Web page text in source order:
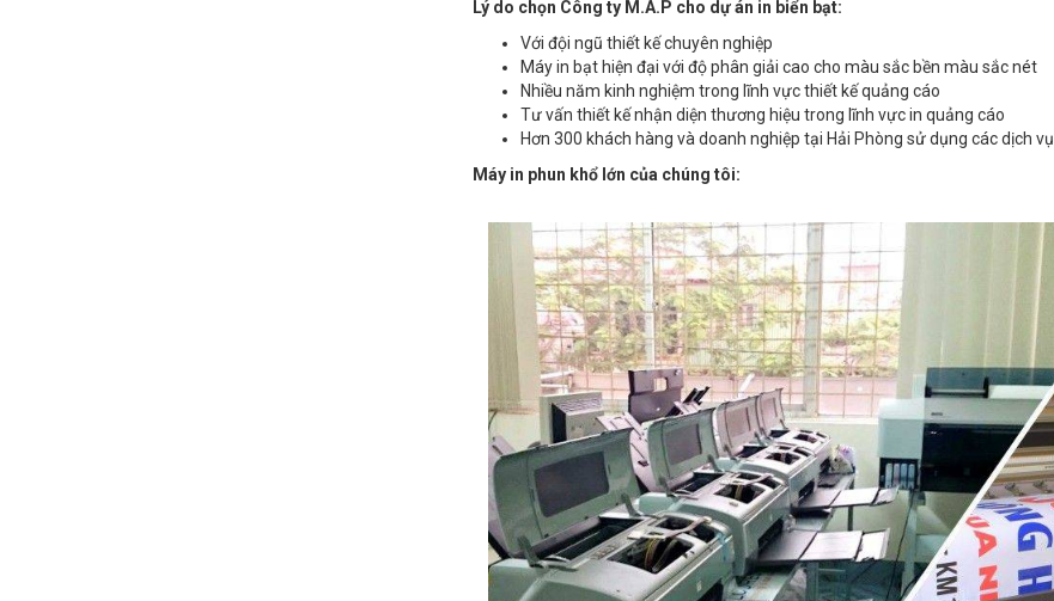
Lý do chọn Công ty M.A.P cho dự án in biển bạt:
Với đội ngũ thiết kế chuyên nghiệp
Máy in bạt hiện đại với độ phân giải cao cho màu sắc bền màu sắc nét
Nhiều năm kinh nghiệm trong lĩnh vực thiết kế quảng cáo
Tư vấn thiết kế nhận diện thương hiệu trong lĩnh vực in quảng cáo
Hơn 300 khách hàng và doanh nghiệp tại Hải Phòng sử dụng các dịch vụ
Máy in phun khổ lớn của chúng tôi: